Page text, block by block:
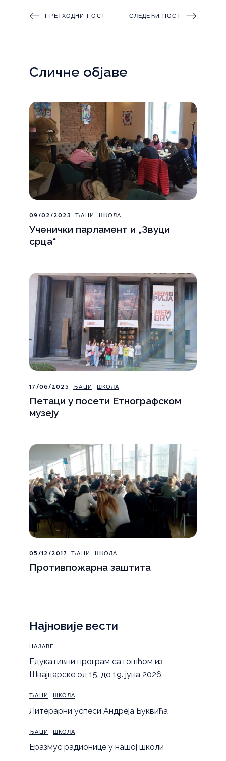
ПРЕТХОДНИ ПОСТ СЛЕДЕЋИ ПОСТ
Сличне објаве
09/02/2023 ЂАЦИ ШКОЛА
Ученички парламент и „Звуци
срца“
17/06/2025 ЂАЦИ ШКОЛА
Петаци у посети Етнографском
музеју
05/12/2017 ЂАЦИ ШКОЛА
Противпожарна заштита
Најновије вести
НАЈАВЕ
Eдукативни програм са гошћом из
Швајцарске од 15. до 19. јуна 2026.
ЂАЦИ ШКОЛА
Литерарни успеси Андреја Буквића
ЂАЦИ ШКОЛА
Еразмус радионице у нашој школи